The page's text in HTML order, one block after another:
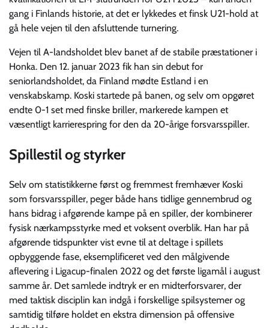
gang i Finlands historie, at det er lykkedes et finsk U21-hold at
gå hele vejen til den afsluttende turnering.
Vejen til A-landsholdet blev banet af de stabile præstationer i
Honka. Den 12. januar 2023 fik han sin debut for
seniorlandsholdet, da Finland mødte Estland i en
venskabskamp. Koski startede på banen, og selv om opgøret
endte 0-1 set med finske briller, markerede kampen et
væsentligt karrierespring for den da 20-årige forsvarsspiller.
Spillestil og styrker
Selv om statistikkerne først og fremmest fremhæver Koski
som forsvarsspiller, peger både hans tidlige gennembrud og
hans bidrag i afgørende kampe på en spiller, der kombinerer
fysisk nærkampsstyrke med et voksent overblik. Han har på
afgørende tidspunkter vist evne til at deltage i spillets
opbyggende fase, eksemplificeret ved den målgivende
aflevering i Ligacup-finalen 2022 og det første ligamål i august
samme år. Det samlede indtryk er en midterforsvarer, der
med taktisk disciplin kan indgå i forskellige spilsystemer og
samtidig tilføre holdet en ekstra dimension på offensive